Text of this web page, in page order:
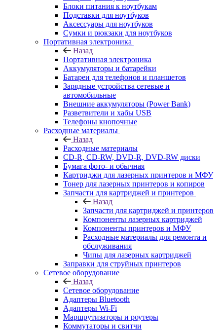
Блоки питания к ноутбукам
Подставки для ноутбуков
Аксессуары для ноутбуков
Сумки и рюкзаки для ноутбуков
Портативная электроника
Назад
Портативная электроника
Аккумуляторы и батарейки
Батареи для телефонов и планшетов
Зарядные устройства сетевые и
автомобильные
Внешние аккумуляторы (Power Bank)
Разветвители и хабы USB
Телефоны кнопочные
Расходные материалы
Назад
Расходные материалы
CD-R, CD-RW, DVD-R, DVD-RW диски
Бумага фото- и обычная
Картриджи для лазерных принтеров и МФУ
Тонер для лазерных принтеров и копиров
Запчасти для картриджей и принтеров
Назад
Запчасти для картриджей и принтеров
Компоненты лазерных картриджей
Компоненты принтеров и МФУ
Расходные материалы для ремонта и
обслуживания
Чипы для лазерных картриджей
Заправки для струйных принтеров
Сетевое оборудование
Назад
Сетевое оборудование
Адаптеры Bluetooth
Адаптеры Wi-Fi
Маршрутизаторы и роутеры
Коммутаторы и свитчи